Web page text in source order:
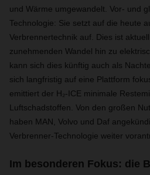
und Wärme umgewandelt. Vor- und
Technologie: Sie setzt auf die heute
Verbrennertechnik auf. Dies ist
zunehmenden Wandel hin zu
kann sich dies künftig auch als
sich langfristig auf eine Plattform
emittiert der H₂-ICE minimale
Luftschadstoffen. Von den großen
haben MAN, Volvo und Daf
Verbrenner-Technologie weiter
Im besonderen Fokus: die